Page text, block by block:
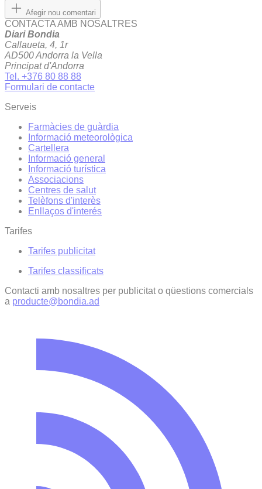
Afegir nou comentari
CONTACTA AMB NOSALTRES
Diari Bondia
Callaueta, 4, 1r
AD500 Andorra la Vella
Principat d'Andorra
Tel. +376 80 88 88
Formulari de contacte
Serveis
Farmàcies de guàrdia
Informació meteorològica
Cartellera
Informació general
Informació turística
Associacions
Centres de salut
Telèfons d'interès
Enllaços d'interés
Tarifes
Tarifes publicitat
Tarifes classificats
Contacti amb nosaltres per publicitat o qüestions comercials
a producte@bondia.ad